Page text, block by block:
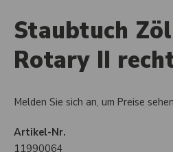
Staubtuch
Rotary II
Melden Sie sich an, um Preise
Artikel-Nr.
11990064